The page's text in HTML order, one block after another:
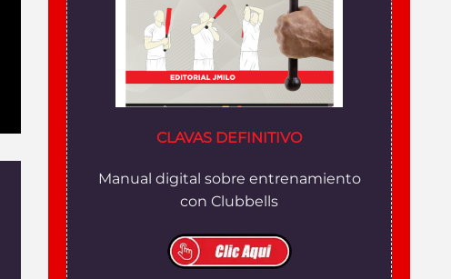
CLAVAS DEFINITIVO
Manual digital sobre entrenamiento
con Clubbells